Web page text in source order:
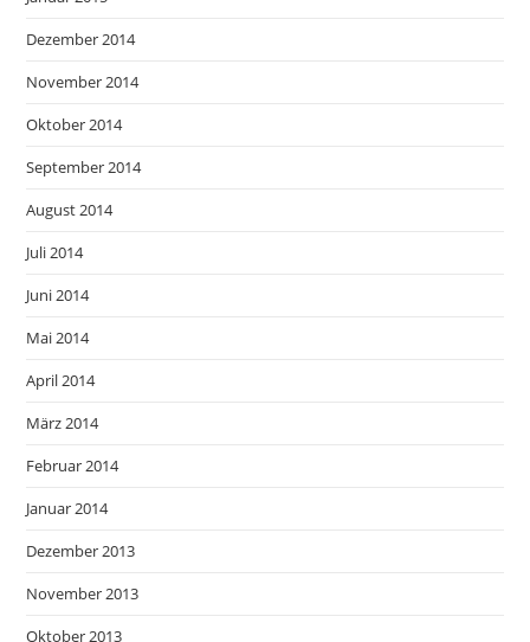
Dezember 2014
November 2014
Oktober 2014
September 2014
August 2014
Juli 2014
Juni 2014
Mai 2014
April 2014
März 2014
Februar 2014
Januar 2014
Dezember 2013
November 2013
Oktober 2013